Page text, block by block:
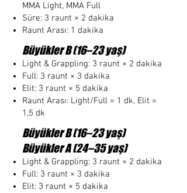
MMA Light, MMA Full
Süre: 3 raunt × 2 dakika
Raunt Arası: 1 dakika
Büyükler B (16–23 yaş)
Light & Grappling: 3 raunt × 2 dakika
Full: 3 raunt × 3 dakika
Elit: 3 raunt × 5 dakika
Raunt Arası: Light/Full = 1 dk, Elit =
1,5 dk
Büyükler B (16–23 yaş)
Büyükler A (24–35 yaş)
Light & Grappling: 3 raunt × 2 dakika
Full: 3 raunt × 3 dakika
Elit: 3 raunt × 5 dakika